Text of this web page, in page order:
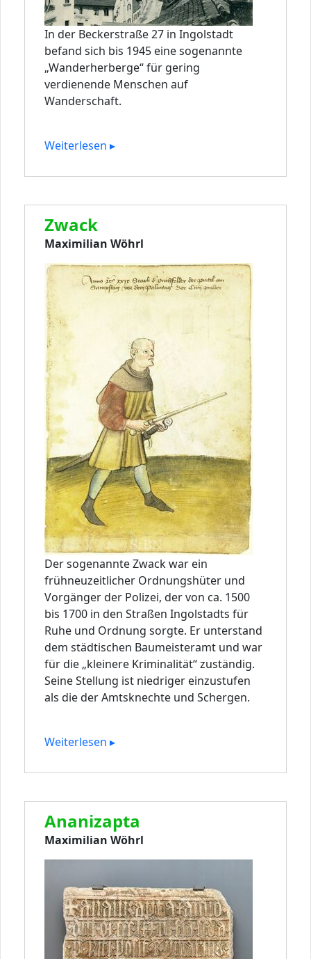
In der Beckerstraße 27 in Ingolstadt
befand sich bis 1945 eine sogenannte
„Wanderherberge“ für gering
verdienende Menschen auf
Wanderschaft.
Weiterlesen ▸
Zwack
Maximilian Wöhrl
Der sogenannte Zwack war ein
frühneuzeitlicher Ordnungshüter und
Vorgänger der Polizei, der von ca. 1500
bis 1700 in den Straßen Ingolstadts für
Ruhe und Ordnung sorgte. Er unterstand
dem städtischen Baumeisteramt und war
für die „kleinere Kriminalität“ zuständig.
Seine Stellung ist niedriger einzustufen
als die der Amtsknechte und Schergen.
Weiterlesen ▸
Ananizapta
Maximilian Wöhrl